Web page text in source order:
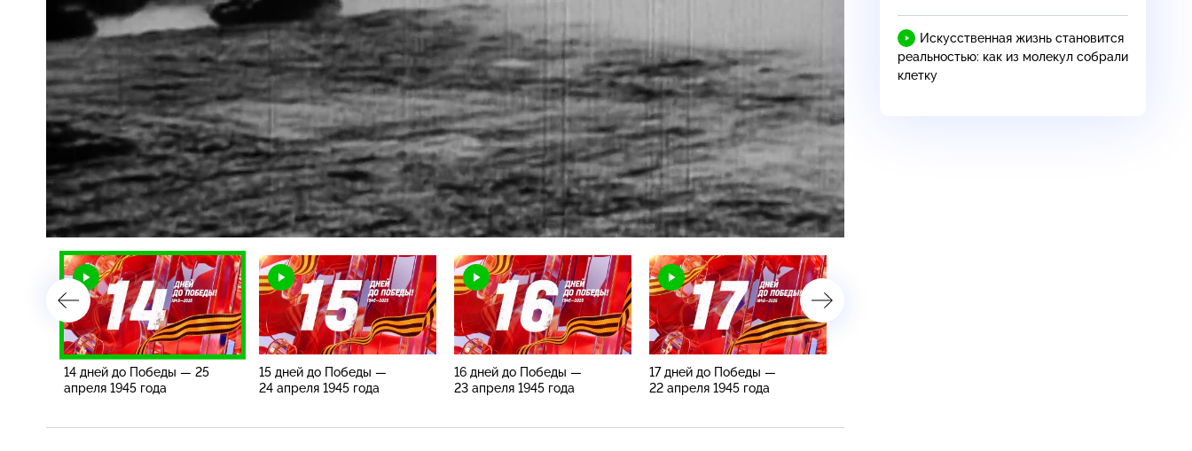
/
Загрузка:
94.60%
Настройки
14 дней до Победы — 25
апреля 1945 года
15 дней до Победы —
24 апреля 1945 года
16 дней до Победы —
23 апреля 1945 года
17 дней до Победы —
22 апреля 1945 года
Искусственная жизнь становится
реальностью: как из молекул собрали
клетку